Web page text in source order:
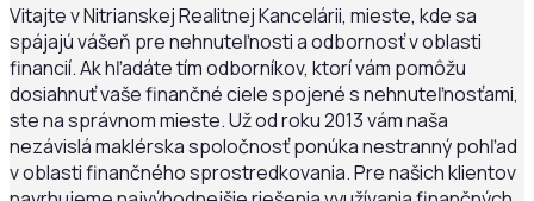
Vitajte v Nitrianskej Realitnej Kancelárii, mieste, kde sa
spájajú vášeň pre nehnuteľnosti a odbornosť v oblasti
financií. Ak hľadáte tím odborníkov, ktorí vám pomôžu
dosiahnuť vaše finančné ciele spojené s nehnuteľnosťami,
ste na správnom mieste. Už od roku 2013 vám naša
nezávislá maklérska spoločnosť ponúka nestranný pohľad
v oblasti finančného sprostredkovania. Pre našich klientov